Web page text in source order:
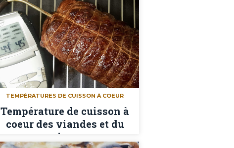
TEMPÉRATURES DE CUISSON À COEUR
Température de cuisson à
coeur des viandes et du
poisson